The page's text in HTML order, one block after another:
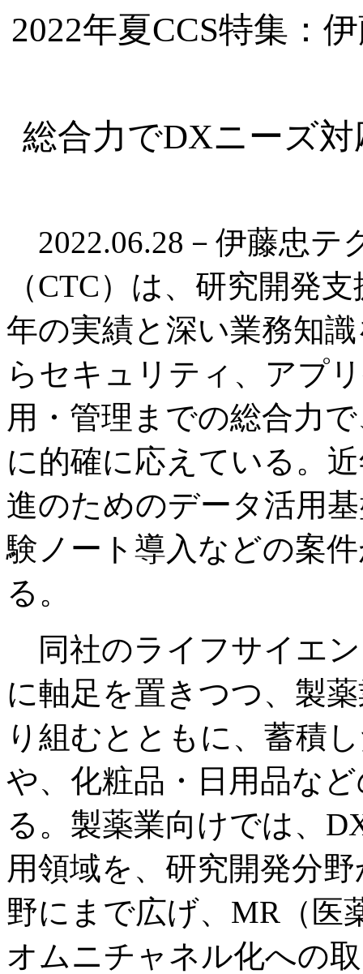
2022年夏CCS特集：
総合力でDXニーズ
2022.06.28－伊藤忠テ
（CTC）は、研究開発
年の実績と深い業務知
らセキュリティ、アプ
用・管理までの総合力
に的確に応えている。
進のためのデータ活用
験ノート導入などの案
る。
同社のライフサイエ
に軸足を置きつつ、製
り組むとともに、蓄積
や、化粧品・日用品な
る。製薬業向けでは、
用領域を、研究開発分
野にまで広げ、MR（医
オムニチャネル化への